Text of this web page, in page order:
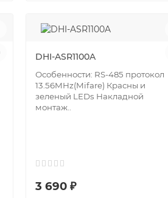
DHI-ASR1100A
Особенности: RS-485 протокол
13.56MHz(Mifare) Красны и
зеленый LEDs Накладной
монтаж..
3 690 ₽